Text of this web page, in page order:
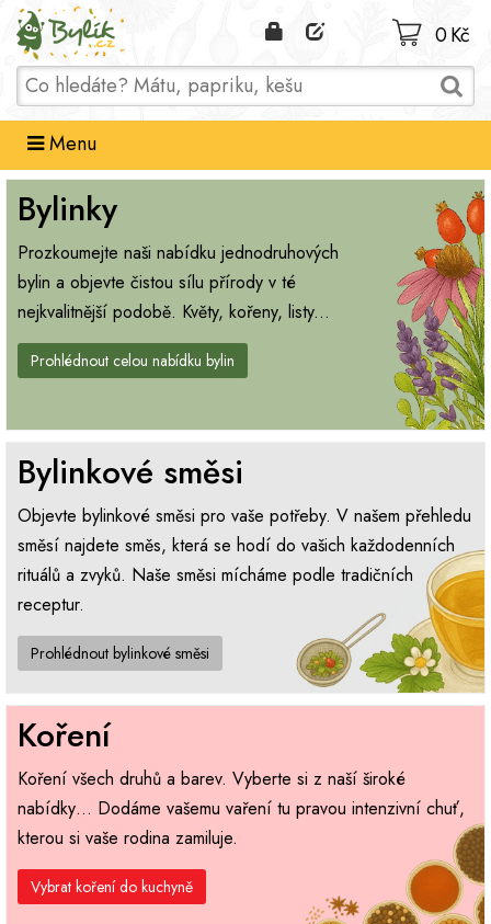
Domů
0 Kč
Menu
Bylinky
Prozkoumejte naši nabídku jednodruhových
bylin a objevte čistou sílu přírody v té
nejkvalitnější podobě. Květy, kořeny, listy...
Prohlédnout celou nabídku bylin
Bylinkové směsi
Objevte bylinkové směsi pro vaše potřeby. V našem přehledu
směsí najdete směs, která se hodí do vašich každodenních
rituálů a zvyků. Naše směsi mícháme podle tradičních
receptur.
Prohlédnout bylinkové směsi
Koření
Koření všech druhů a barev. Vyberte si z naší široké
nabídky… Dodáme vašemu vaření tu pravou intenzivní chuť,
kterou si vaše rodina zamiluje.
Vybrat koření do kuchyně